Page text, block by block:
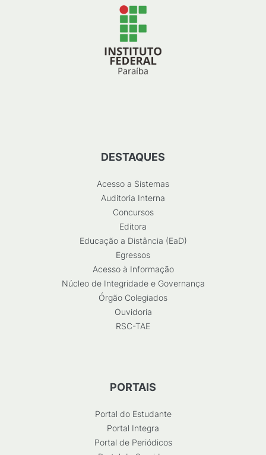
DESTAQUES
Acesso a Sistemas
Auditoria Interna
Concursos
Editora
Educação a Distância (EaD)
Egressos
Acesso à Informação
Núcleo de Integridade e Governança
Órgão Colegiados
Ouvidoria
RSC-TAE
PORTAIS
Portal do Estudante
Portal Integra
Portal de Periódicos